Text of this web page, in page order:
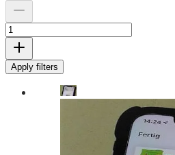
Apply filters